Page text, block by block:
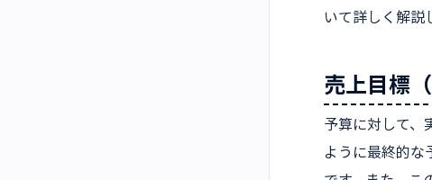
いて詳しく解説
売上目標
予算に対して、
ように最終的